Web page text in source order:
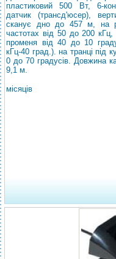
пластиковий 500 Вт, 6-
датчик (трансд'юсер),
сканує дно до 457 м, на
частотах від 50 до 200
променя від 40 до 10
кГц-40 град.). на транці під
0 до 70 градусів. Довжина
9,1 м.
місяців